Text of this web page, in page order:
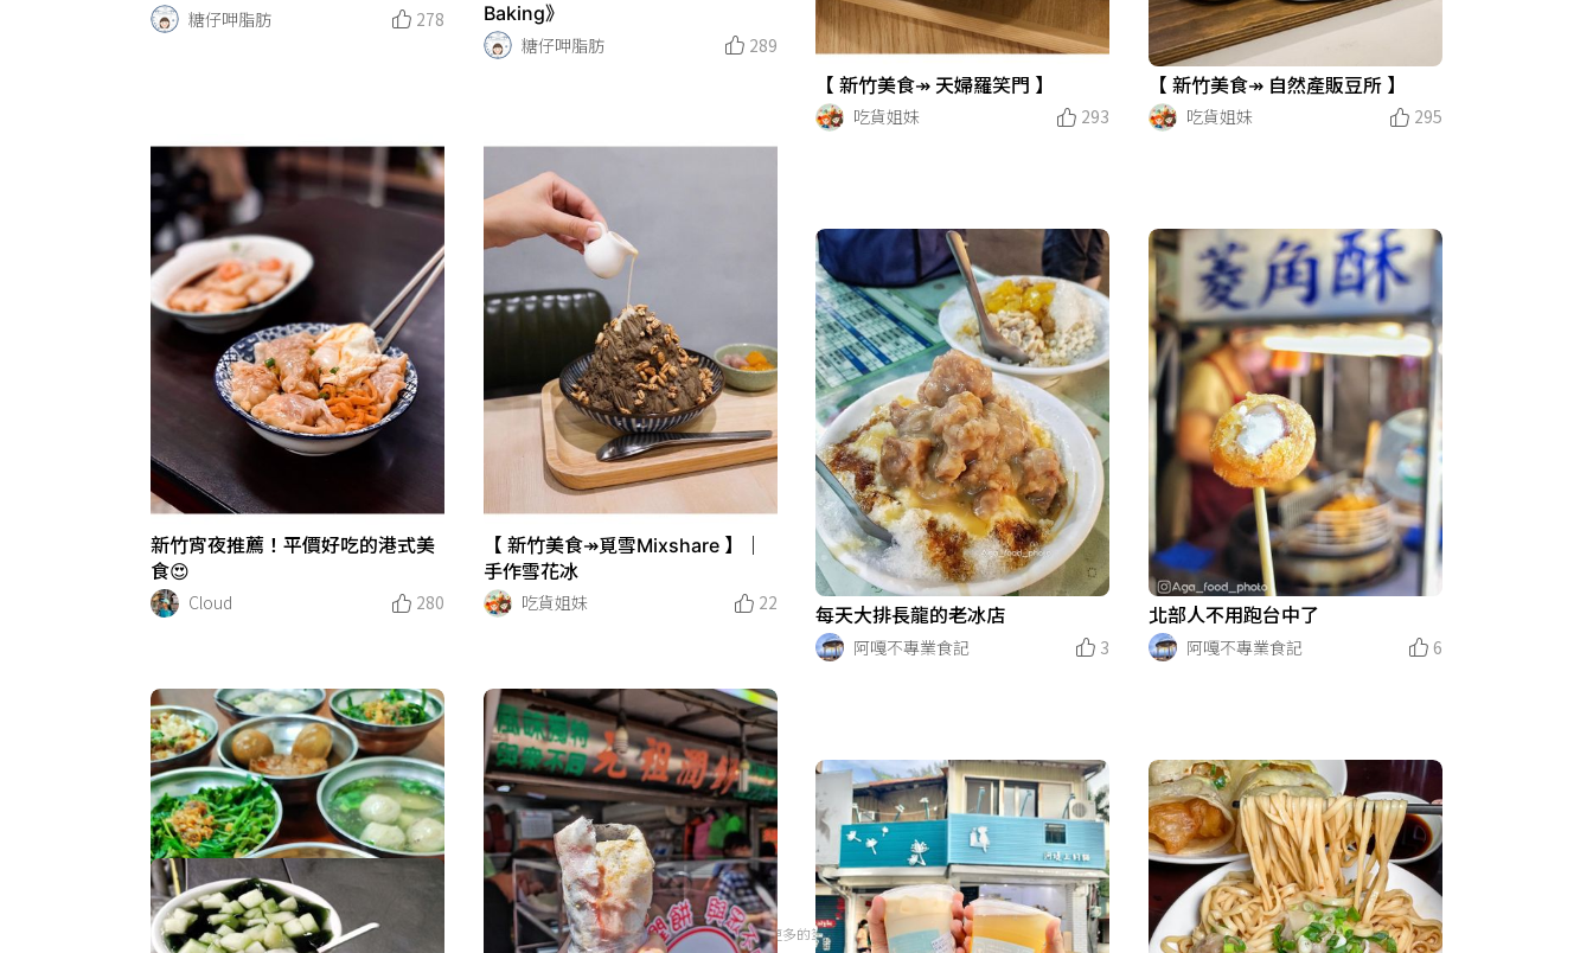
糖仔呷脂肪
278
Baking》
糖仔呷脂肪
289
【 新竹美食↠ 天婦羅笑門 】
吃貨姐妹
293
【 新竹美食↠ 自然產販豆所 】
吃貨姐妹
295
新竹宵夜推薦！平價好吃的港式美
食😍
Cloud
280
【 新竹美食↠覓雪Mixshare 】｜
手作雪花冰
吃貨姐妹
22
每天大排長龍的老冰店
阿嘎不專業食記
3
北部人不用跑台中了
阿嘎不專業食記
6
沒有更多的筆記了